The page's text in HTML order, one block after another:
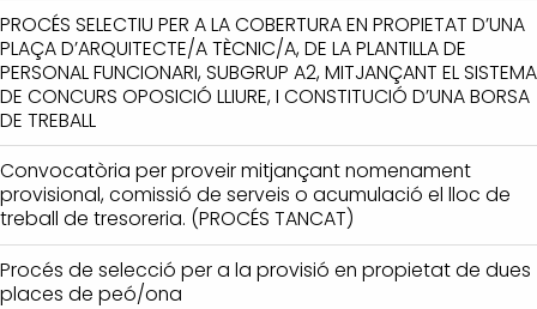
PROCÉS SELECTIU PER A LA COBERTURA EN PROPIETAT D’UNA
PLAÇA D’ARQUITECTE/A TÈCNIC/A, DE LA PLANTILLA DE
PERSONAL FUNCIONARI, SUBGRUP A2, MITJANÇANT EL SISTEMA
DE CONCURS OPOSICIÓ LLIURE, I CONSTITUCIÓ D’UNA BORSA
DE TREBALL
Convocatòria per proveir mitjançant nomenament
provisional, comissió de serveis o acumulació el lloc de
treball de tresoreria. (PROCÉS TANCAT)
Procés de selecció per a la provisió en propietat de dues
places de peó/ona